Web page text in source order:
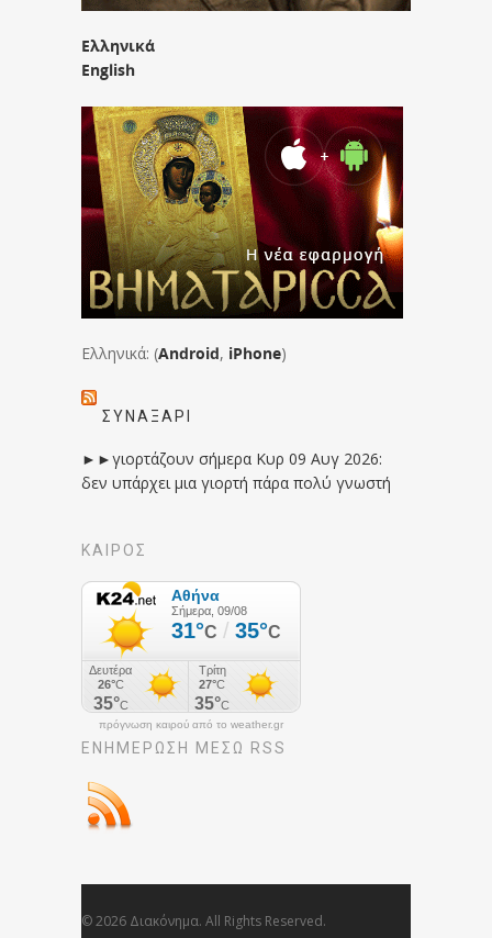
Ελληνικά
English
Ελληνικά: (Android, iPhone)
ΣΥΝΑΞΆΡΙ
►►γιορτάζουν σήμερα Κυρ 09 Αυγ 2026:
δεν υπάρχει μια γιορτή πάρα πολύ γνωστή
ΚΑΙΡΟΣ
πρόγνωση καιρού από το weather.gr
ΕΝΗΜΈΡΩΣΉ ΜΕΣΩ RSS
© 2026 Διακόνημα. All Rights Reserved.